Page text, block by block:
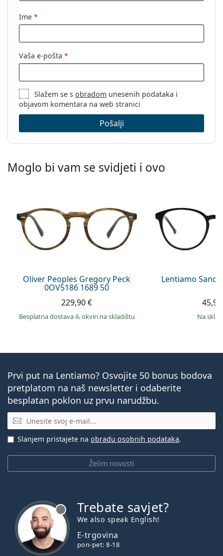
Ime *
Vaša e-pošta *
Slažem se sobradom unesenih podataka i
objavom komentara na web stranici
Pošalji
Moglo bi vam se svidjeti i ovo
Oliver Peoples Gregory Peck
0OV5186 1689 50
229,90 €
Besplatna dostava& okviri na skladištu
Lentiamo
na
Prvi put na Lentiamo? Osvojite 50 bonus bodova
pretplatom na naš newsletter i odaberite
besplatan poklon uz prvu narudžbu.
E-mail
Želim novosti
Slanjem pristajete na obradu osobnih podataka.
Trebate savjet?
We also speak English!
E-trgovina
pon-pet: 8-18